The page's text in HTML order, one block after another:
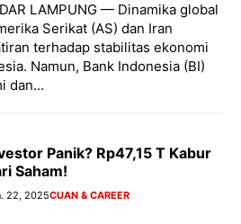
LAMPUNG — Dinamika global
Serikat (AS) dan Iran
terhadap stabilitas ekonomi
Namun, Bank Indonesia (BI)
dan...
Panik? Rp47,15 T Kabur
Saham!
22, 2025CUAN & CAREER